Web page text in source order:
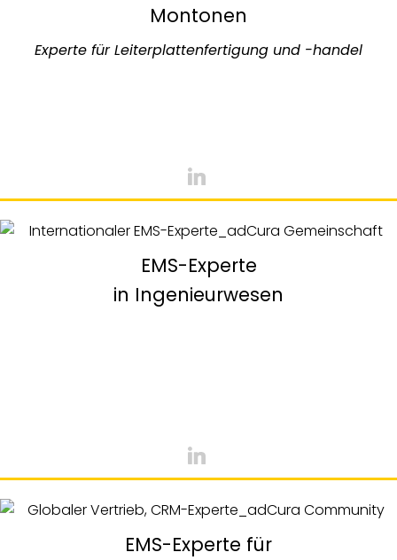
Montonen
Experte für Leiterplattenfertigung und -handel
EMS-Experte
in Ingenieurwesen
EMS-Experte für